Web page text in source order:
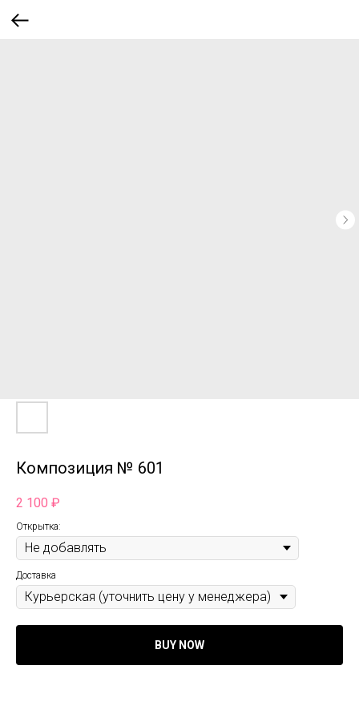
Композиция № 601
2 100 ₽
Открытка:
Доставка
BUY NOW